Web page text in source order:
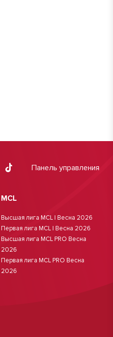
Панель управления
MCL
Высшая лига MCL | Весна 2026
Первая лига MCL | Весна 2026
Высшая лига MCL PRO Весна
2026
Первая лига MCL PRO Весна
2026